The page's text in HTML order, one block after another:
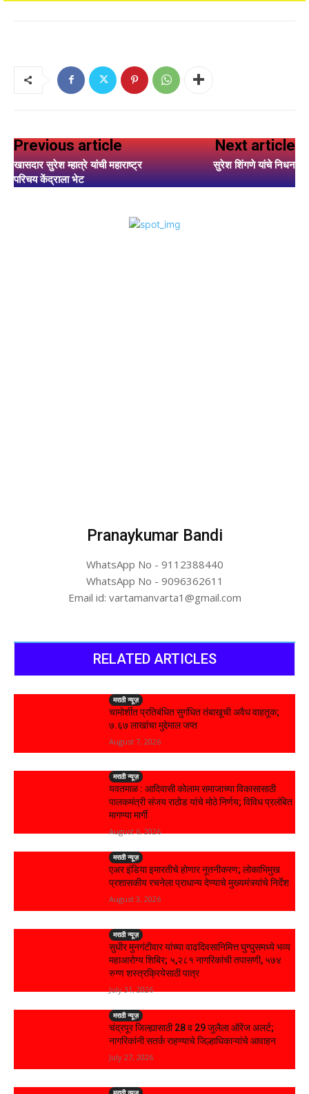
Previous article
खासदार सुरेश म्हात्रे यांची महाराष्ट्र
परिचय केंद्राला भेट
Next article
सुरेश शिंगणे यांचे निधन
Pranaykumar Bandi
WhatsApp No - 9112388440
WhatsApp No - 9096362611
Email id: vartamanvarta1@gmail.com
RELATED ARTICLES
मराठी न्यूज़
चामोर्शीत प्रतिबंधित सुगंधित तंबाखूची अवैध वाहतूक;
₹७.६७ लाखांचा मुद्देमाल जप्त
August 7, 2026
मराठी न्यूज़
यवतमाळ : आदिवासी कोलाम समाजाच्या विकासासाठी
पालकमंत्री संजय राठोड यांचे मोठे निर्णय; विविध प्रलंबित
मागण्या मार्गी
August 6, 2026
मराठी न्यूज़
एअर इंडिया इमारतीचे होणार नूतनीकरण; लोकाभिमुख
प्रशासकीय रचनेला प्राधान्य देण्याचे मुख्यमंत्र्यांचे निर्देश
August 3, 2026
मराठी न्यूज़
सुधीर मुनगंटीवार यांच्या वाढदिवसानिमित्त घुग्घुसमध्ये भव्य
महाआरोग्य शिबिर; ५,२८१ नागरिकांची तपासणी, ५७४
रुग्ण शस्त्रक्रियेसाठी पात्र
July 31, 2026
मराठी न्यूज़
चंद्रपूर जिल्ह्यासाठी 28 व 29 जुलैला ऑरेंज अलर्ट;
नागरिकांनी सतर्क राहण्याचे जिल्हाधिकाऱ्यांचे आवाहन
July 27, 2026